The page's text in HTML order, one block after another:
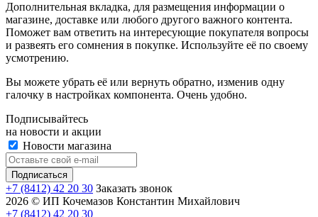
Дополнительная вкладка, для размещения информации о
магазине, доставке или любого другого важного контента.
Поможет вам ответить на интересующие покупателя вопросы
и развеять его сомнения в покупке. Используйте её по своему
усмотрению.
Вы можете убрать её или вернуть обратно, изменив одну
галочку в настройках компонента. Очень удобно.
Подписывайтесь
на новости и акции
Новости магазина
+7 (8412) 42 20 30 Заказать звонок
2026 © ИП Кочемазов Константин Михайлович
+7 (8412) 42 20 30